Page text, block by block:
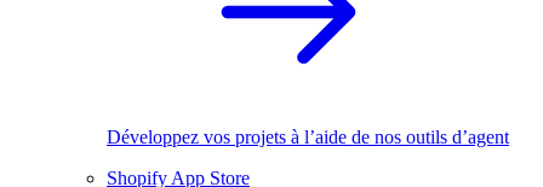
Développez vos projets à l’aide de nos outils d’agent
Shopify App Store